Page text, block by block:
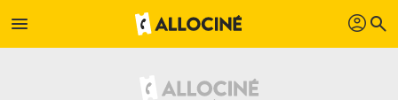
menu profil search